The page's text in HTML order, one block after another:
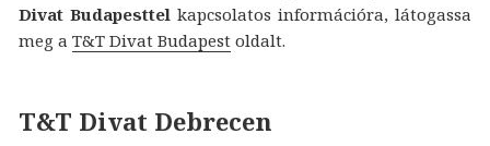
Divat Budapesttel kapcsolatos információra, látogassa
meg a T&T Divat Budapest oldalt.
T&T Divat Debrecen